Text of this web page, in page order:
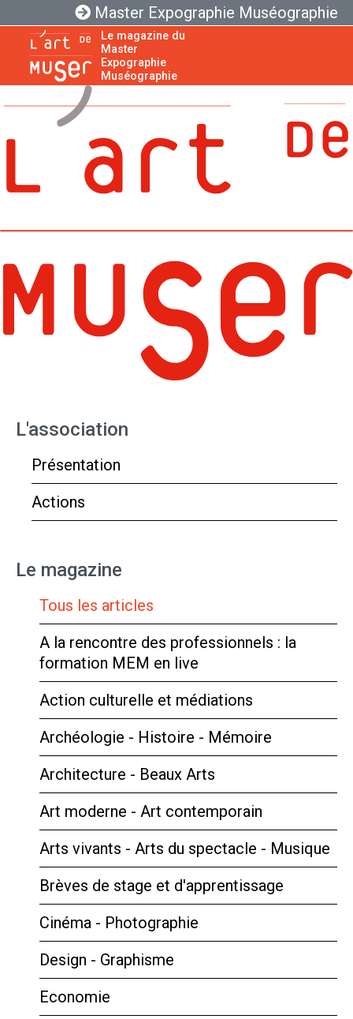
Master Expographie Muséographie
Le magazine du
Master
Expographie
Muséographie
L'association
Présentation
Actions
Le magazine
Tous les articles
A la rencontre des professionnels : la
formation MEM en live
Action culturelle et médiations
Archéologie - Histoire - Mémoire
Architecture - Beaux Arts
Art moderne - Art contemporain
Arts vivants - Arts du spectacle - Musique
Brèves de stage et d'apprentissage
Cinéma - Photographie
Design - Graphisme
Economie